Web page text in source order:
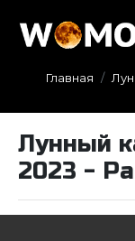
Главная
Лунный
2023 -